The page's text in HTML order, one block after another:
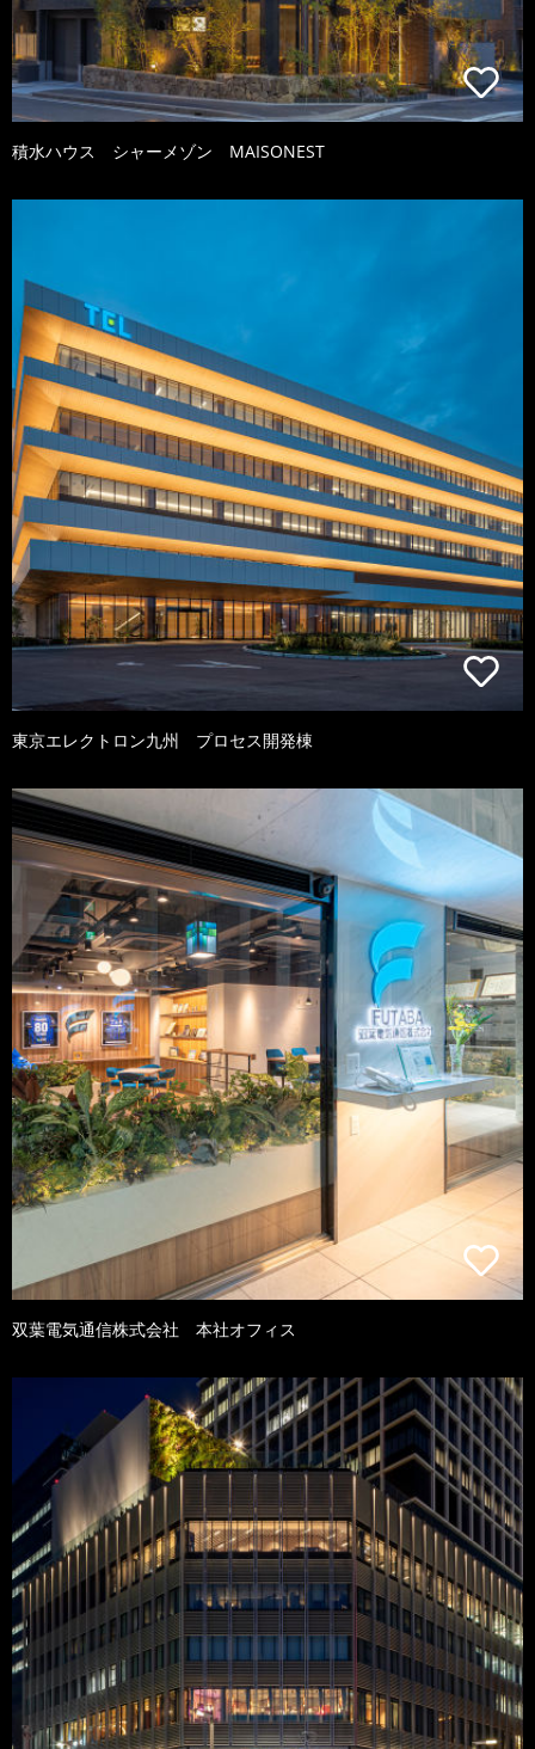
積水ハウス シャーメゾン MAISONEST
東京エレクトロン九州 プロセス開発棟
双葉電気通信株式会社 本社オフィス